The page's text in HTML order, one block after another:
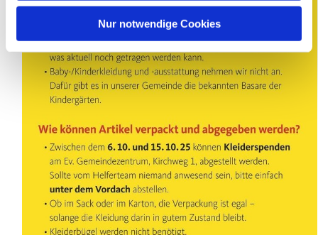
Nur notwendige Cookies